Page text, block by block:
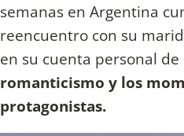
semanas en Argentina
reencuentro con su
en su cuenta personal
romanticismo y los
protagonistas.